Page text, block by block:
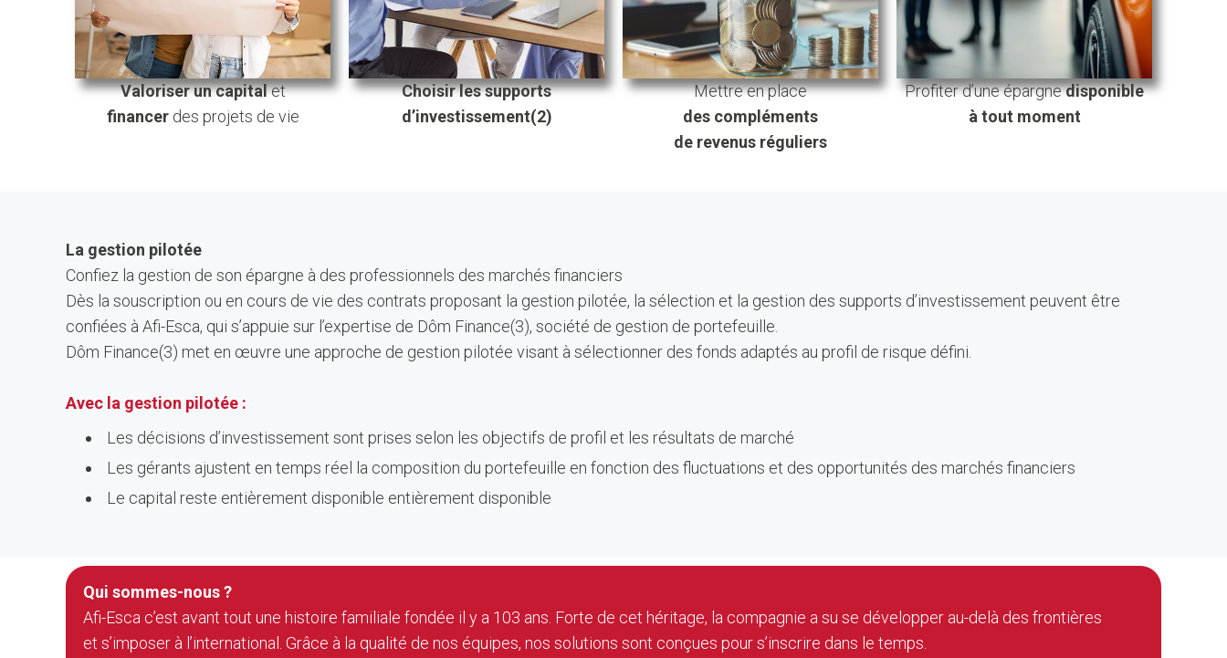
Valoriser un capitalet
financer des projets de vie
Choisir les supports
d’investissement(2)
Mettre en place
des compléments
de revenus réguliers
Profiter d’une épargnedisponible
à tout moment
La gestion pilotée
Confiez la gestion de son épargne à des professionnels des marchés financiers
Dès la souscription ou en cours de vie des contrats proposant la gestion pilotée, la sélection et la gestion des supports d’investissement peuvent être
confiées à Afi-Esca, qui s’appuie sur l’expertise de Dôm Finance(3), société de gestion de portefeuille.
Dôm Finance(3) met en œuvre une approche de gestion pilotée visant à sélectionner des fonds adaptés au profil de risque défini.
Avec la gestion pilotée :
Les décisions d’investissement sont prises selon les objectifs de profil et les résultats de marché
Les gérants ajustent en temps réel la composition du portefeuille en fonction des fluctuations et des opportunités des marchés financiers
Le capital reste entièrement disponible entièrement disponible
Qui sommes-nous ?
Afi-Esca c’est avant tout une histoire familiale fondée il y a 103 ans. Forte de cet héritage, la compagnie a su se développer au-delà des frontières
et s’imposer à l’international. Grâce à la qualité de nos équipes, nos solutions sont conçues pour s’inscrire dans le temps.